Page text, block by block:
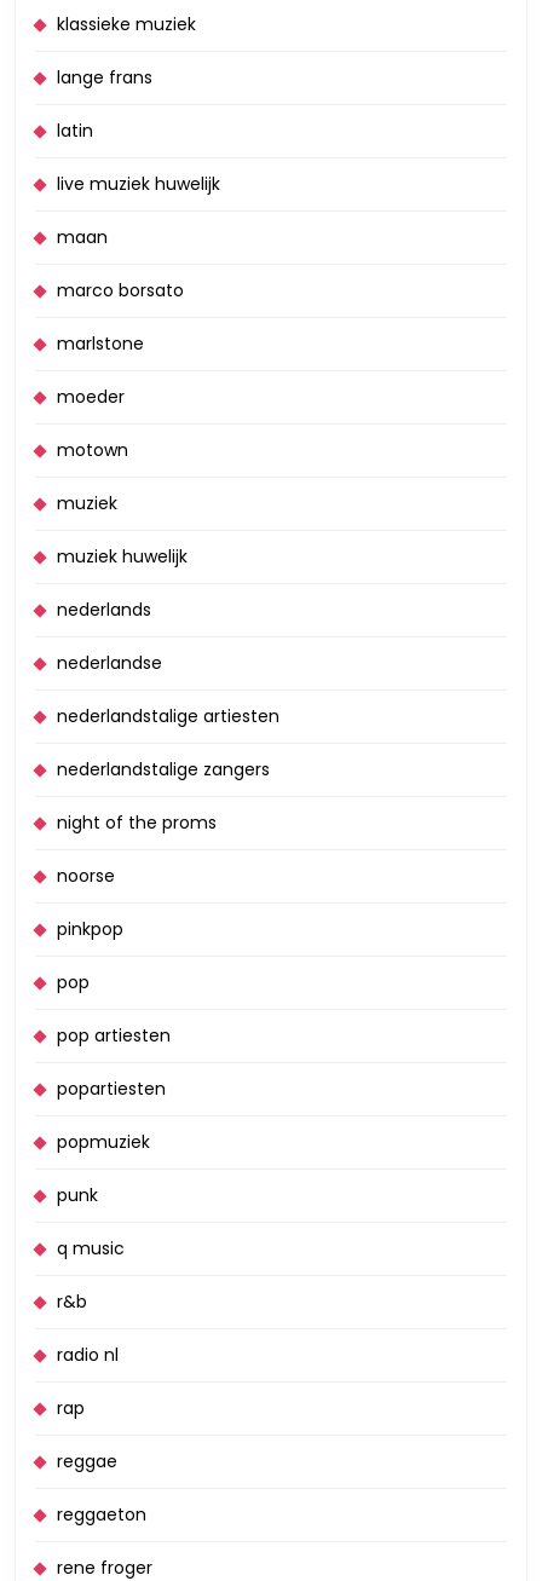
klassieke muziek
lange frans
latin
live muziek huwelijk
maan
marco borsato
marlstone
moeder
motown
muziek
muziek huwelijk
nederlands
nederlandse
nederlandstalige artiesten
nederlandstalige zangers
night of the proms
noorse
pinkpop
pop
pop artiesten
popartiesten
popmuziek
punk
q music
r&b
radio nl
rap
reggae
reggaeton
rene froger